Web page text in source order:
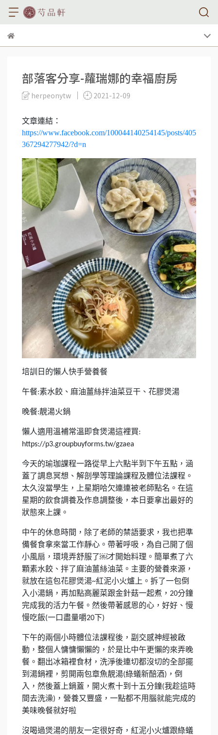
部落客分享-蘿瑞娜的幸福廚房
herpeonytw 2021-12-09
文章連結：
https://www.facebook.com/100044140254145/posts/405
367294277942/?d=n
培訓日的懶人快手營養餐
午餐:素水餃、麻油薑絲拌油菜豆干、花膠煲湯
晚餐:靚湯火鍋
懶人適用溫補常溫即食煲湯這裡買:
https://p3.groupbuyforms.tw/gzaea
今天的瑜珈課程一路從早上六點半到下午五點，涵
蓋了調息冥想、解剖學等理論課程及體位法課程。
太久沒當學生，上星期哈欠連連被老師點名。在這
星期的飲食調養及作息調整後，本日要拿出最好的
狀態來上課。
中午的休息時間，除了老師的禁語要求，我也把準
備餐食拿來當工作靜心。帶著呼吸，為自己開了個
小風扇，環境弄舒服了￼才開始料理。簡單煮了六
顆素水餃、拌了麻油薑絲油菜。主要的營養來源，
就放在這包花膠煲湯~紅泥小火爐上。拆了一包倒
入小湯鍋，再加點高麗菜跟金針菇一起煮， 20分鐘
完成我的活力午餐。然後帶著感恩的心，好好、慢
慢吃飯(一口盡量嚼20下)
下午的兩個小時體位法課程後，副交感神經被啟
動，整個人慵慵懶懶的，於是比中午更懶的來弄晚
餐。翻出冰箱裡食材，洗淨後連切都沒切的全部擺
到湯鍋裡，剪開兩包章魚靚湯(綠蟻新醅酒) ，倒
入，然後蓋上鍋蓋，開火煮十到十五分鐘(我趁這時
間去洗澡) ，營養又豐盛，一點都不用腦就能完成的
美味晚餐就好啦
沒喝過煲湯的朋友一定很好奇，紅泥小火爐跟綠蟻